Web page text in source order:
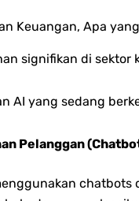
Keuangan, Apa
signifikan di
AI yang sedang
Pelanggan
chatbots